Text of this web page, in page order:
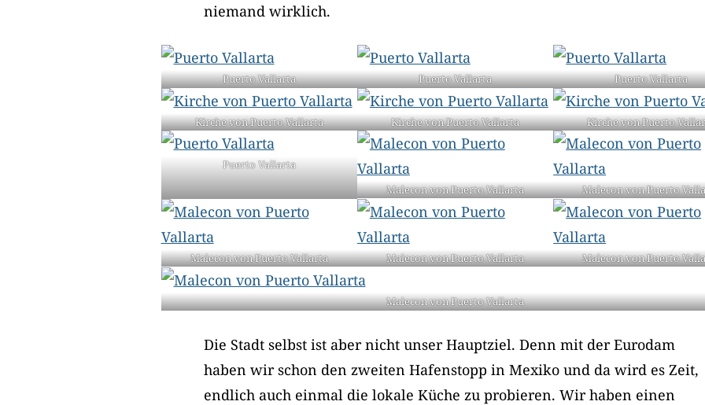
niemand wirklich.
Puerto Vallarta Puerto Vallarta Puerto Vallarta
Kirche von Puerto Vallarta Kirche von Puerto Vallarta Kirche von Puerto
Puerto Vallarta
Malecon von Puerto Vallarta
Malecon von Puerto
Malecon von Puerto Vallarta Malecon von Puerto Vallarta Malecon von Puerto
Malecon von Puerto Vallarta
Die Stadt selbst ist aber nicht unser Hauptziel. Denn mit der Eurodam
haben wir schon den zweiten Hafenstopp in Mexiko und da wird es Zeit,
endlich auch einmal die lokale Küche zu probieren. Wir haben einen